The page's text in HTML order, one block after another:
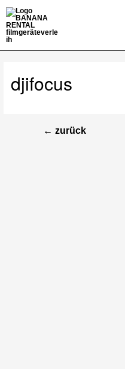
Zum
Inhalt
springen
djifocus
Beitragsnavigation
← zurück